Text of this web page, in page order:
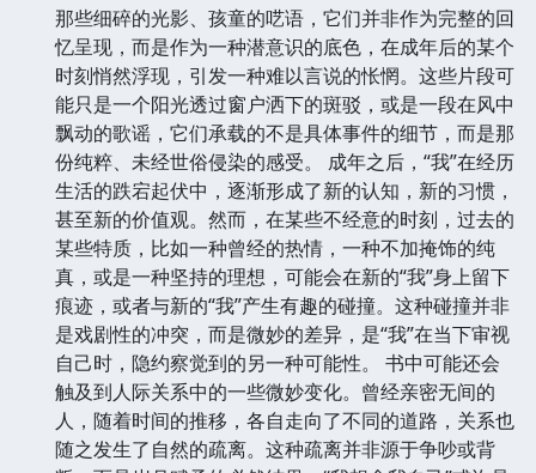
那些细碎的光影、孩童的呓语，它们并非作为完整的回
忆呈现，而是作为一种潜意识的底色，在成年后的某个
时刻悄然浮现，引发一种难以言说的怅惘。这些片段可
能只是一个阳光透过窗户洒下的斑驳，或是一段在风中
飘动的歌谣，它们承载的不是具体事件的细节，而是那
份纯粹、未经世俗侵染的感受。 成年之后，“我”在经历
生活的跌宕起伏中，逐渐形成了新的认知，新的习惯，
甚至新的价值观。然而，在某些不经意的时刻，过去的
某些特质，比如一种曾经的热情，一种不加掩饰的纯
真，或是一种坚持的理想，可能会在新的“我”身上留下
痕迹，或者与新的“我”产生有趣的碰撞。这种碰撞并非
是戏剧性的冲突，而是微妙的差异，是“我”在当下审视
自己时，隐约察觉到的另一种可能性。 书中可能还会
触及到人际关系中的一些微妙变化。曾经亲密无间的
人，随着时间的推移，各自走向了不同的道路，关系也
随之发生了自然的疏离。这种疏离并非源于争吵或背